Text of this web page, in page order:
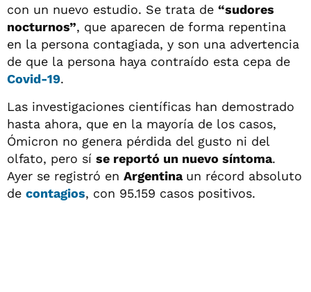
con un nuevo estudio. Se trata de “sudores
nocturnos”, que aparecen de forma repentina
en la persona contagiada, y son una advertencia
de que la persona haya contraído esta cepa de
Covid-19.
Las investigaciones científicas han demostrado
hasta ahora, que en la mayoría de los casos,
Ómicron no genera pérdida del gusto ni del
olfato, pero sí se reportó un nuevo síntoma.
Ayer se registró en Argentina un récord absoluto
de contagios, con 95.159 casos positivos.